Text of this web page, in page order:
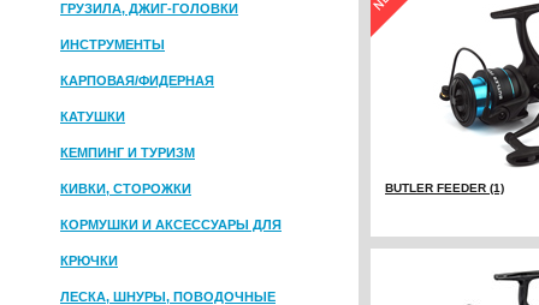
ГРУЗИЛА, ДЖИГ-ГОЛОВКИ
ИНСТРУМЕНТЫ
КАРПОВАЯ/ФИДЕРНАЯ
КАТУШКИ
КЕМПИНГ И ТУРИЗМ
КИВКИ, СТОРОЖКИ
КОРМУШКИ И АКСЕССУАРЫ ДЛЯ
ПРИКОРМКИ
КРЮЧКИ
ЛЕСКА, ШНУРЫ, ПОВОДОЧНЫЕ
BUTLER FEEDER (1)